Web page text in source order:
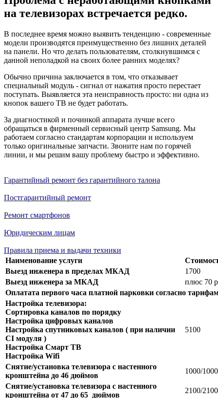
на телевизорах встречается редко.
В последнее время можно выявить тенденцию - современные
модели производятся преимущественно без лишних деталей
на панели. Но что делать пользователям, столкнувшимся с
данной неполадкой на своих более ранних моделях?
Обычно причина заключается в том, что отказывает
специальный модуль - сигнал от нажатия просто перестает
поступать. Выявляется эта неисправность просто: ни одна из
кнопок вашего ТВ не будет работать.
За диагностикой и починкой аппарата лучше всего
обращаться в фирменный сервисный центр Samsung. Мы
работаем согласно стандартам корпорации и используем
только оригинальные запчасти. Звоните нам по горячей
линии, и мы решим вашу проблему быстро и эффективно.
Гарантийный ремонт без гарантийного талона
Постгарантийный ремонт
Ремонт смартфонов
Юридическим лицам
Правила приема и выдачи техники
Наименование услуги
Выезд инженера в пределах МКАД
1700
Выезд инженера за МКАД
плюс 70
Оплатата первого часа платной парковки согласно
Настройка телевизора:
Сортировка каналов по порядку
Настройка цифровых каналов
Настройка спутниковых каналов ( при наличии
CI модуля )
Настройка Смарт ТВ
Настройка Wifi
5100
Снятие/установка телевизора с настенного
кронштейна до 46 дюймов
1000/1000
Снятие/установка телевизора с настенного
кронштейна от 47 до 65 дюймов
2100/2100